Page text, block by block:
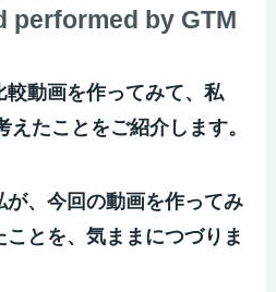
performed by GTM
較動画を作ってみて、私
たことをご紹介します。
が、今回の動画を作ってみ
とを、気ままにつづりま